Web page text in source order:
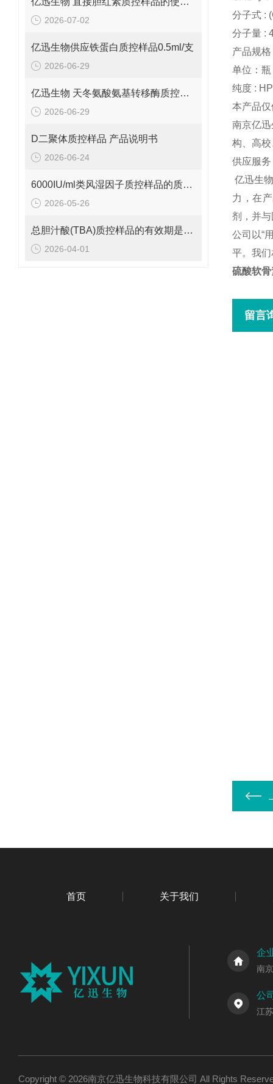
2026-07-02
亿迅生物供应铁蛋白质控样品0.5ml/支
2026-06-29
亿迅生物 天冬氨酸氨基转移酶质控样品的质控靶值是多少呢？
2026-06-29
D二聚体质控样品 产品说明书
2026-06-24
6000IU/ml类风湿因子质控样品的质控范围是多少呢？
2026-05-26
总胆汁酸(TBA)质控样品的有效期是多久呢？
2026-04-01
分子式 :
分子量 :
产品规
单位：瓶
纯度 :
本产品
南京亿
构、高
供应服
亿迅生
力，在
剂，并
公司以“
平。我
硫酸软
留言
首页 关于我们
企
南
公
江
Copyright © 2026南京亿迅生物科技有限公司 All Rights